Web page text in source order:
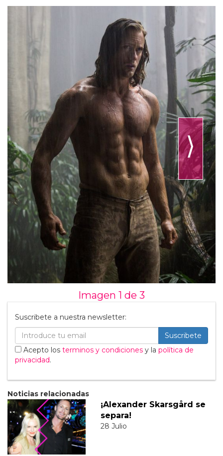
⟩
Imagen 1 de 3
Suscribete a nuestra newsletter:
Suscribete
Acepto los terminos y condiciones y la política de
privacidad.
Noticias relacionadas
¡Alexander Skarsgård se
separa!
28 Julio